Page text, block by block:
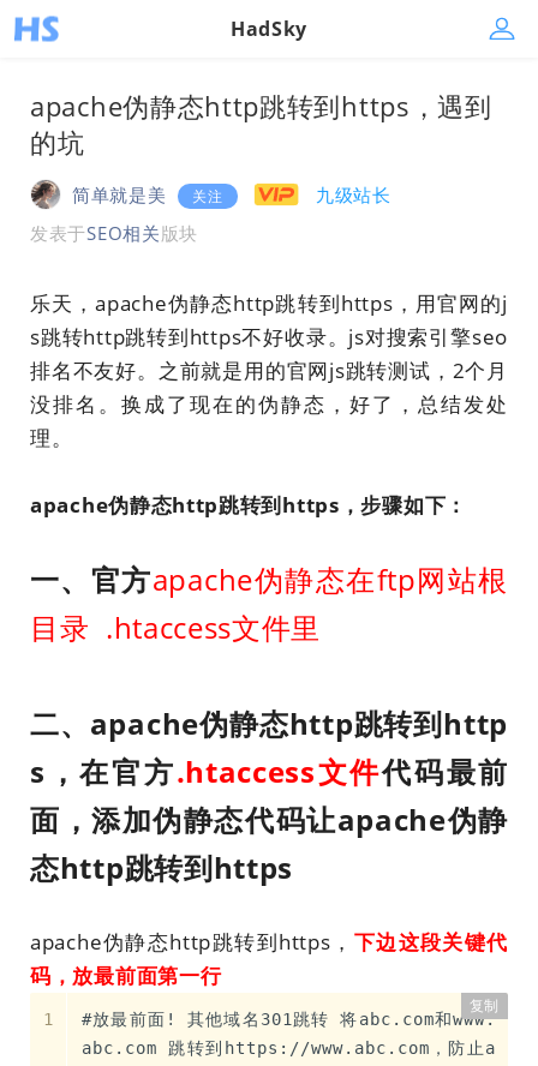
HadSky
apache伪静态http跳转到https，遇到
的坑
简单就是美 关注
九级站长
发表于SEO相关版块
乐天，apache伪静态http跳转到https，用官网的j
s跳转http跳转到https不好收录。js对搜索引擎seo
排名不友好。之前就是用的官网js跳转测试，2个月
没排名。换成了现在的伪静态，好了，总结发处
理。
apache伪静态http跳转到https，步骤如下：
一、官方apache伪静态在ftp网站根
目录 .htaccess文件里
二、apache伪静态http跳转到http
s，在官方.htaccess文件代码最前
面，添加伪静态代码让apache伪静
态http跳转到https
apache伪静态http跳转到https， 下边这段关键代
码，放最前面第一行
#放最前面! 其他域名301跳转 将abc.com和www.
abc.com 跳转到https://www.abc.com，防止a
复制